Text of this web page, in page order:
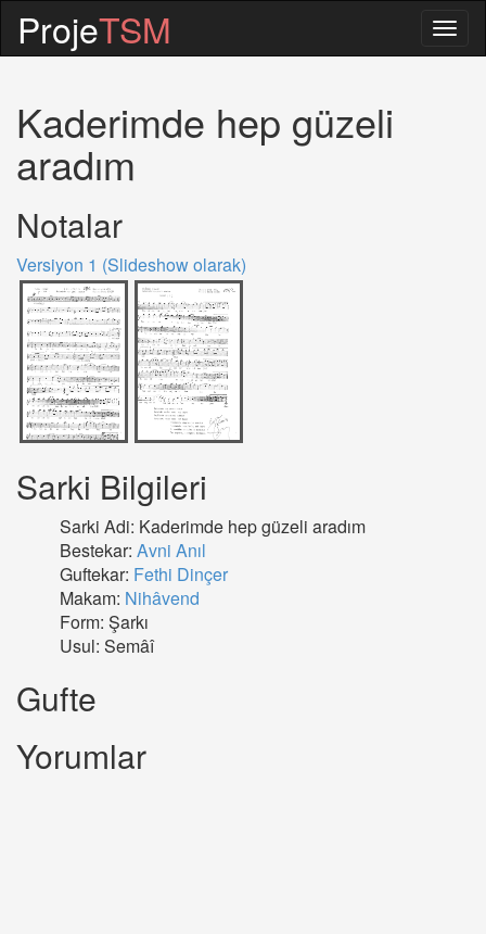
ProjeTSM
Kaderimde hep güzeli
aradım
Notalar
Versiyon 1 (Slideshow olarak)
Sarki Bilgileri
Sarki Adi: Kaderimde hep güzeli aradım
Bestekar: Avni Anıl
Guftekar: Fethi Dinçer
Makam: Nihâvend
Form: Şarkı
Usul: Semâî
Gufte
Yorumlar